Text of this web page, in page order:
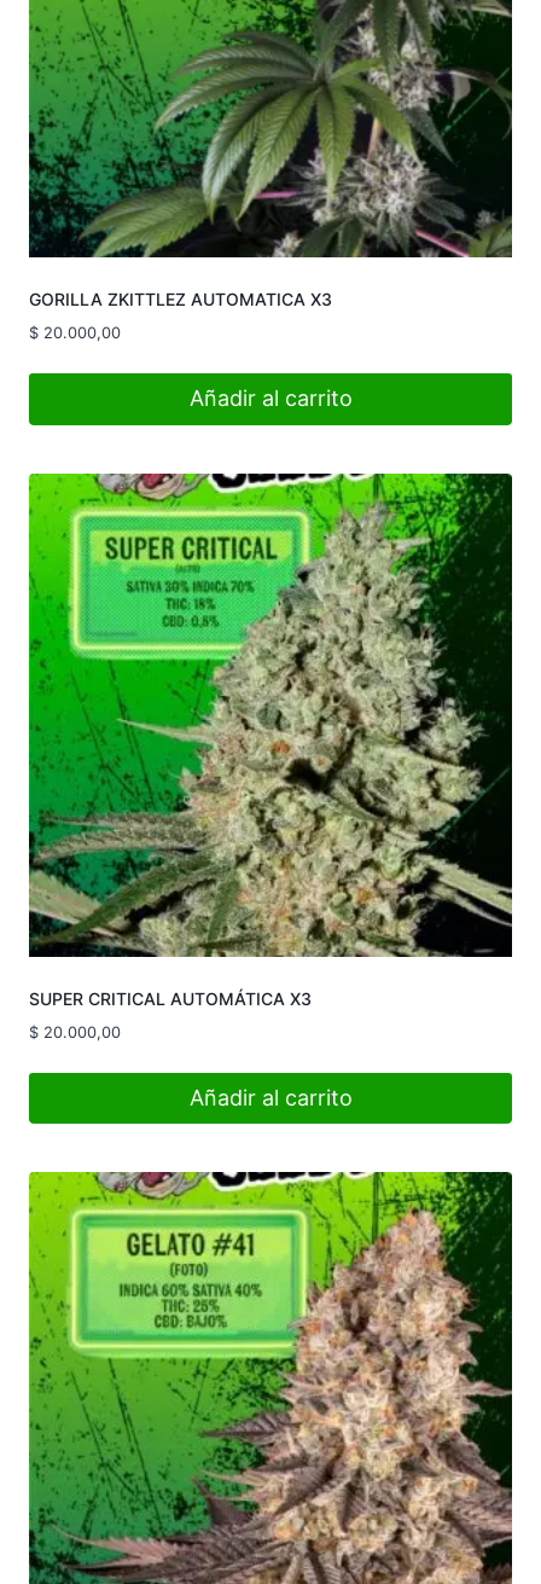
GORILLA ZKITTLEZ AUTOMATICA X3
$ 20.000,00
Añadir al carrito
SUPER CRITICAL AUTOMÁTICA X3
$ 20.000,00
Añadir al carrito